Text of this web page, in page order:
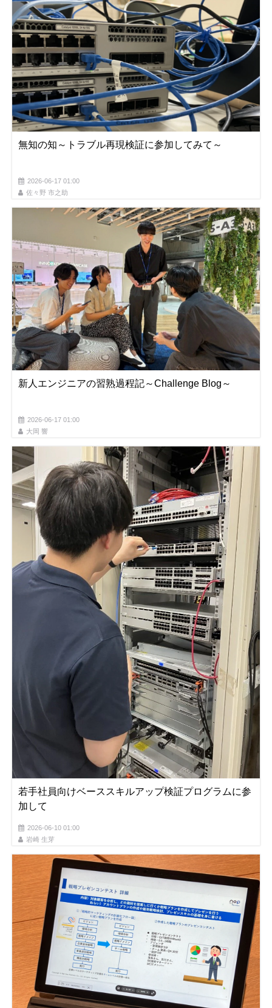
無知の知～トラブル再現検証に参加してみて～
2026-06-17 01:00
佐々野 市之助
新人エンジニアの習熟過程記～Challenge Blog～
2026-06-17 01:00
大岡 響
若手社員向けベーススキルアップ検証プログラムに参
加して
2026-06-10 01:00
岩崎 生芽